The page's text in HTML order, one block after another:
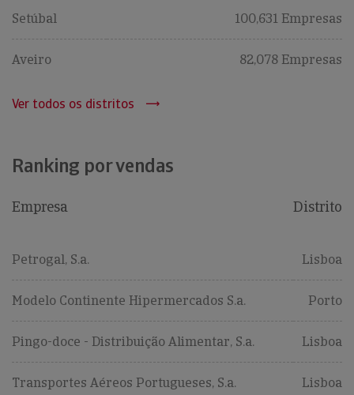
Setúbal 100,631 Empresas
Aveiro 82,078 Empresas
Ver todos os distritos
Ranking por vendas
Empresa Distrito
Petrogal, S.a. Lisboa
Modelo Continente Hipermercados S.a. Porto
Pingo-doce - Distribuição Alimentar, S.a. Lisboa
Transportes Aéreos Portugueses, S.a. Lisboa